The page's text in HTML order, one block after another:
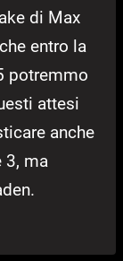
di Max
entro la
potremmo
attesi
anche
3, ma